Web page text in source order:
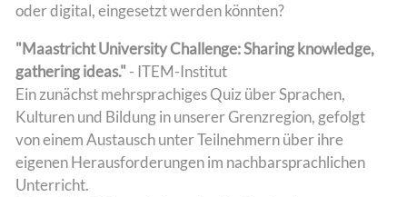
oder digital, eingesetzt werden könnten?
"Maastricht University Challenge: Sharing knowledge,
gathering ideas." - ITEM-Institut
Ein zunächst mehrsprachiges Quiz über Sprachen,
Kulturen und Bildung in unserer Grenzregion, gefolgt
von einem Austausch unter Teilnehmern über ihre
eigenen Herausforderungen im nachbarsprachlichen
Unterricht.